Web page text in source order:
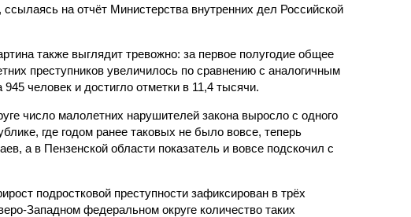
на отчёт Министерства внутренних дел Российской
также выглядит тревожно: за первое полугодие общее
преступников увеличилось по сравнению с аналогичным
человек и достигло отметки в 11,4 тысячи.
число малолетних нарушителей закона выросло с одного
где годом ранее таковых не было вовсе, теперь
а в Пензенской области показатель и вовсе подскочил с
подростковой преступности зафиксирован в трёх
Западном федеральном округе количество таких